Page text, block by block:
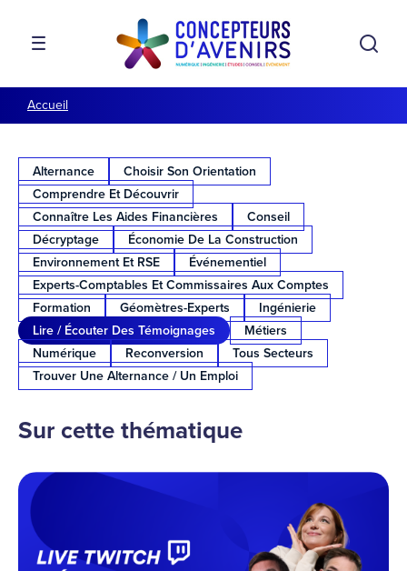
Aller au contenu
Aller à la navigation
MENU
Accueil
Alternance
Choisir Son Orientation
Comprendre Et Découvrir
Connaître Les Aides Financières
Conseil
Décryptage
Économie De La Construction
Environnement Et RSE
Événementiel
Experts-Comptables Et Commissaires Aux Comptes
Formation
Géomètres-Experts
Ingénierie
Lire / Écouter Des Témoignages
Métiers
Numérique
Reconversion
Tous Secteurs
Trouver Une Alternance / Un Emploi
Sur cette thématique